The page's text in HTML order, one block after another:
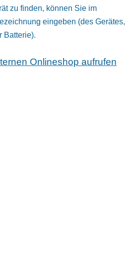
zu finden, können Sie im
eingeben (des Gerätes,
Batterie).
Onlineshop aufrufen